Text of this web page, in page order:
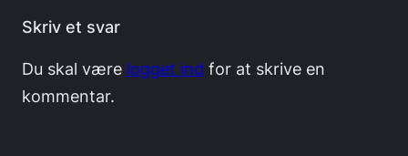
Skriv et svar
Du skal være logget ind for at skrive en
kommentar.